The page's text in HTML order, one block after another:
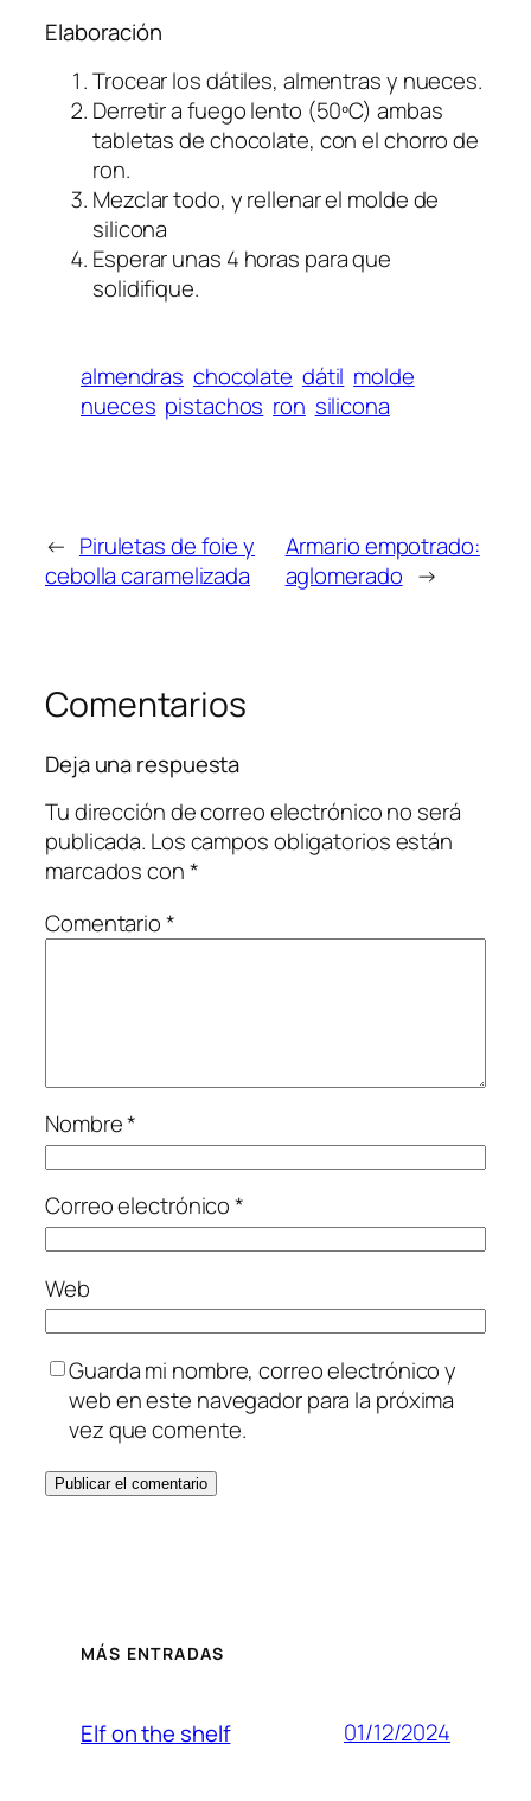
Elaboración
Trocear los dátiles, almentras y nueces.
Derretir a fuego lento (50ºC) ambas
tabletas de chocolate, con el chorro de
ron.
Mezclar todo, y rellenar el molde de
silicona
Esperar unas 4 horas para que
solidifique.
almendras chocolate dátil molde
nueces pistachos ron silicona
← Piruletas de foie y
cebolla caramelizada
Armario empotrado:
aglomerado →
Comentarios
Deja una respuesta
Tu dirección de correo electrónico no será
publicada. Los campos obligatorios están
marcados con*
Comentario*
Nombre*
Correo electrónico*
Web
Guarda mi nombre, correo electrónico y
web en este navegador para la próxima
vez que comente.
MÁS ENTRADAS
Elf on the shelf 01/12/2024